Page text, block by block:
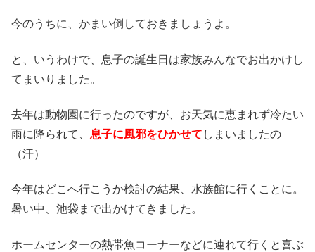
今のうちに、かまい倒しておきましょうよ。
と、いうわけで、息子の誕生日は家族みんなでお出かけし
てまいりました。
去年は動物園に行ったのですが、お天気に恵まれず冷たい
雨に降られて、 息子に風邪をひかせて しまいましたの
（汗）
今年はどこへ行こうか検討の結果、水族館に行くことに。
暑い中、池袋まで出かけてきました。
ホームセンターの熱帯魚コーナーなどに連れて行くと喜ぶ